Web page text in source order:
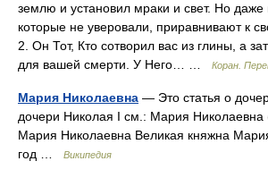
землю и установил мраки и свет. Но даже
которые не уверовали, приравнивают к
2. Он Тот, Кто сотворил вас из глины, а
для вашей смерти. У Него… …
Коран.
Мария Николаевна — Это статья о
дочери Николая I см.: Мария Николаевна
Мария Николаевна Великая княжна
год …
Википедия